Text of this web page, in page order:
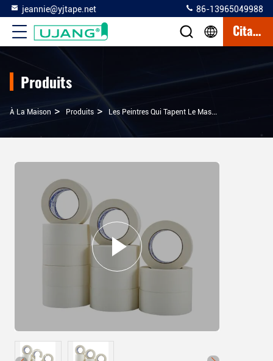
jeannie@yjtape.net 86-13965049988
Citation
Produits
À La Maison > Produits > Les Peintres Qui Tapent Le Masque